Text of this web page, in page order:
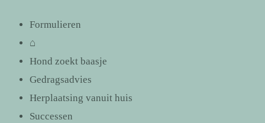
Formulieren
⌂
Hond zoekt baasje
Gedragsadvies
Herplaatsing vanuit huis
Successen